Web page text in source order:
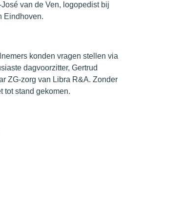
van de Ven, logopedist bij
Eindhoven.
konden vragen stellen via
dagvoorzitter, Gertrud
ZG-zorg van Libra R&A. Zonder
tot stand gekomen.